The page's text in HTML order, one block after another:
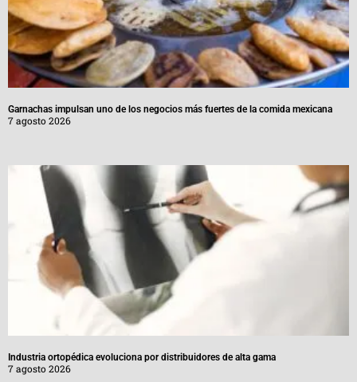
Garnachas impulsan uno de los negocios más fuertes de la comida mexicana
7 agosto 2026
Industria ortopédica evoluciona por distribuidores de alta gama
7 agosto 2026